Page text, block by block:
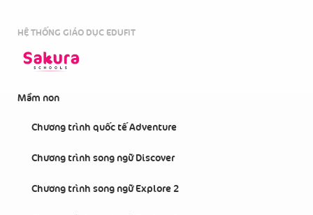
HỆ THỐNG GIÁO DỤC EDUFIT
Mầm non
Chương trình quốc tế Adventure
Chương trình song ngữ Discover
Chương trình song ngữ Explore 2